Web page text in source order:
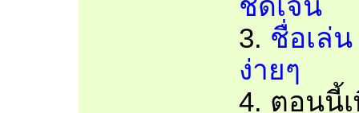
3. ชื่อเล่
ง่ายๆ
4. ตอนนี้